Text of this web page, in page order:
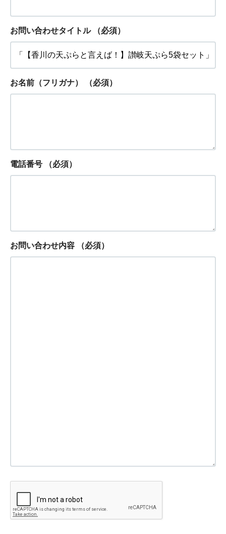
お問い合わせタイトル （必須）
お名前（フリガナ） （必須）
電話番号 （必須）
お問い合わせ内容 （必須）